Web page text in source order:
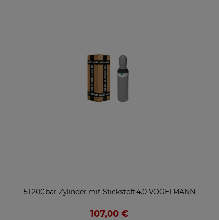
5 l 200 bar Zylinder mit Stickstoff 4.0 VOGELMANN
107,00 €